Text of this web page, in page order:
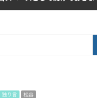
独り言 松谷